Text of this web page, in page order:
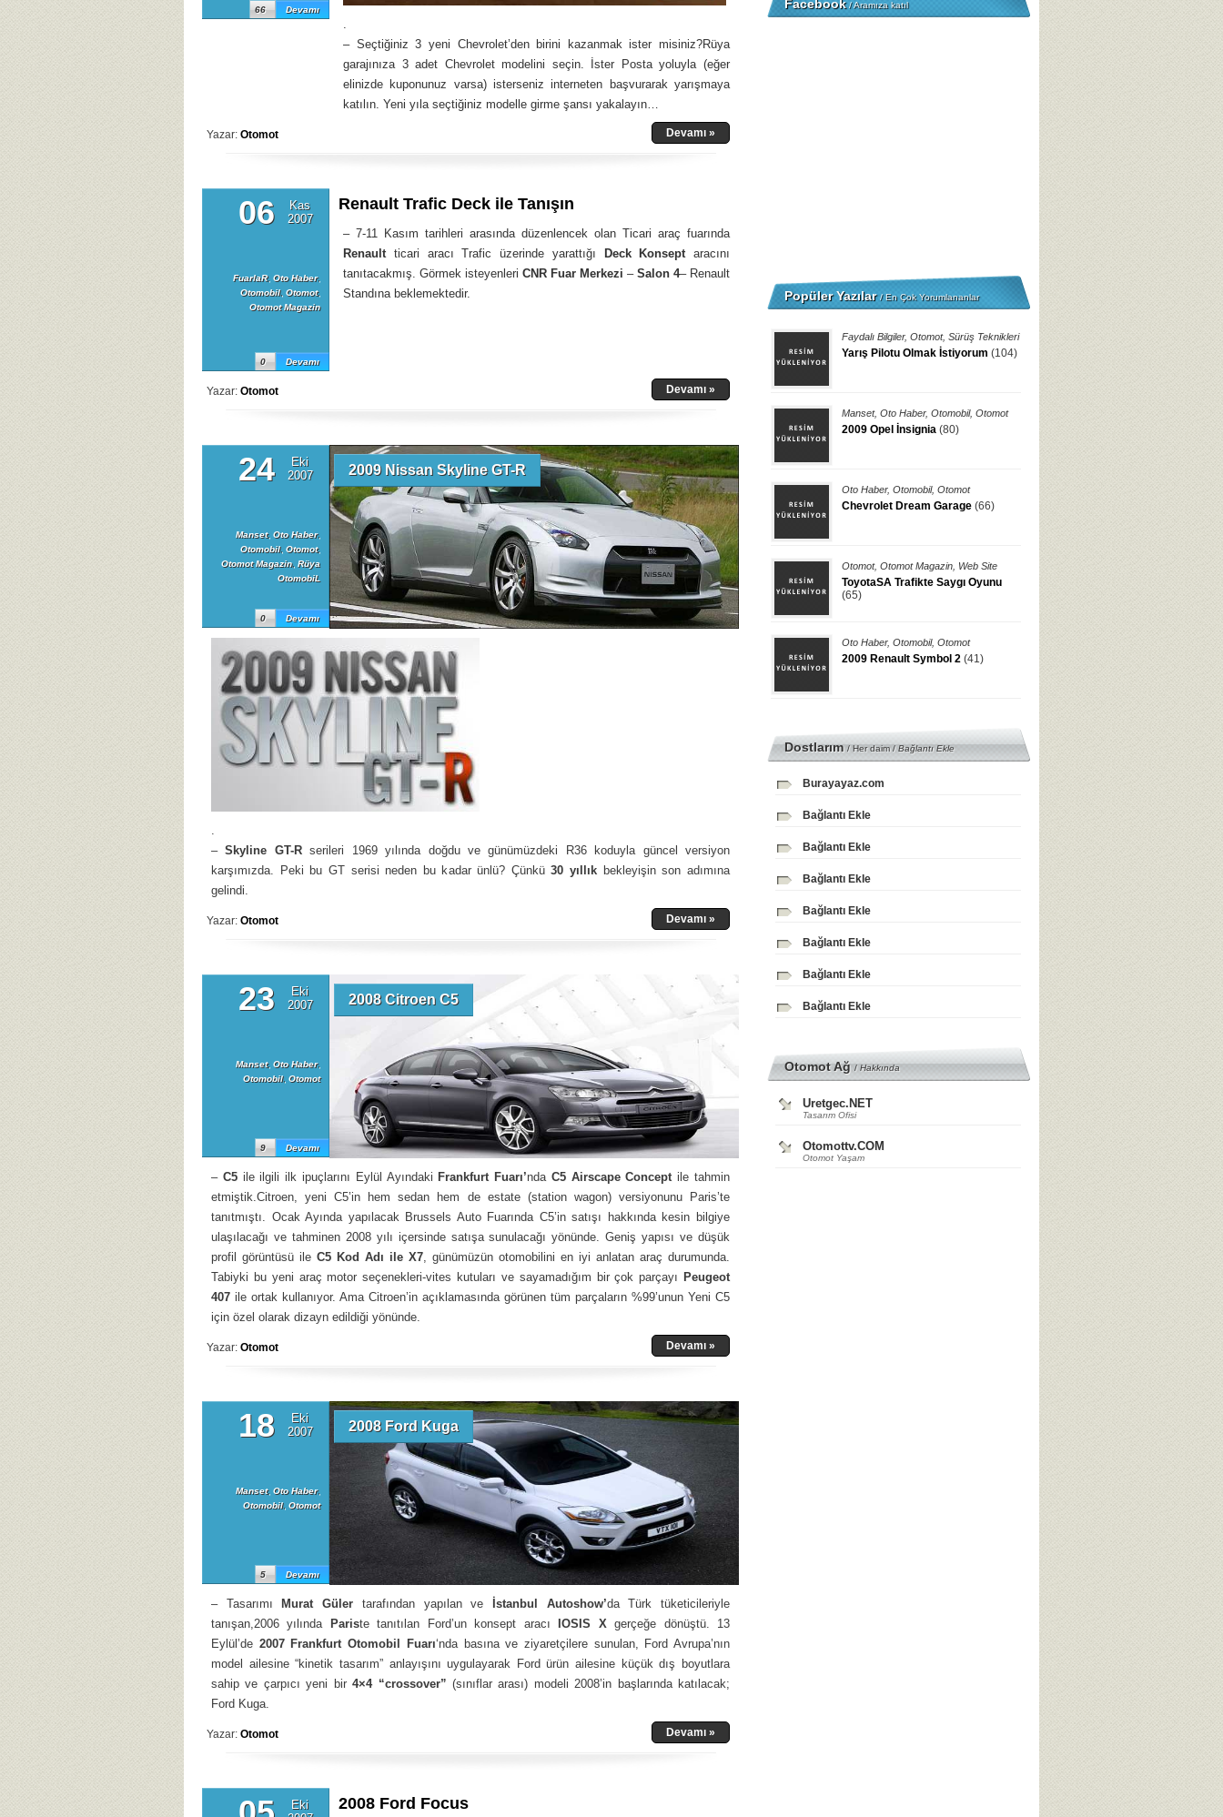
Devamı
66
.
– Seçtiğiniz 3 yeni Chevrolet’den birini kazanmak ister misiniz?Rüya
garajınıza 3 adet Chevrolet modelini seçin. İster Posta yoluyla (eğer
elinizde kuponunuz varsa) isterseniz interneten başvurarak yarışmaya
katılın. Yeni yıla seçtiğiniz modelle girme şansı yakalayın…
Yazar: Otomot Devamı »
06
Kas
2007
FuarlaR, Oto Haber,
Otomobil, Otomot,
Otomot Magazin
Devamı
0
Renault Trafic Deck ile Tanışın
– 7-11 Kasım tarihleri arasında düzenlencek olan Ticari araç fuarında
Renaultticari aracı Trafic üzerinde yarattığı Deck Konseptaracını
tanıtacakmış. Görmek isteyenleri CNR Fuar Merkezi – Salon 4– Renault
Standına beklemektedir.
Yazar: Otomot Devamı »
24
Eki
2007
Manset, Oto Haber,
Otomobil, Otomot,
Otomot Magazin, Rüya
OtomobiL
Devamı
0
2009 Nissan Skyline GT-R
.
–Skyline GT-Rserileri 1969 yılında doğdu ve günümüzdeki R36 koduyla güncel versiyon
karşımızda. Peki bu GT serisi neden bu kadar ünlü? Çünkü30 yıllık bekleyişin son adımına
gelindi.
Yazar: Otomot Devamı »
23
Eki
2007
Manset, Oto Haber,
Otomobil, Otomot
Devamı
9
2008 Citroen C5
– C5ile ilgili ilk ipuçlarını Eylül Ayındaki Frankfurt Fuarı’nda C5 Airscape Conceptile tahmin
etmiştik.Citroen, yeni C5’in hem sedan hem de estate (station wagon) versiyonunu Paris’te
tanıtmıştı. Ocak Ayında yapılacak Brussels Auto Fuarında C5’in satışı hakkında kesin bilgiye
ulaşılacağı ve tahminen 2008 yılı içersinde satışa sunulacağı yönünde. Geniş yapısı ve düşük
profil görüntüsü ile C5 Kod Adı ile X7, günümüzün otomobilini en iyi anlatan araç durumunda.
Tabiyki bu yeni araç motor seçenekleri-vites kutuları ve sayamadığım bir çok parçayı Peugeot
407 ile ortak kullanıyor. Ama Citroen’in açıklamasında görünen tüm parçaların %99’unun Yeni C5
için özel olarak dizayn edildiği yönünde.
Yazar: Otomot Devamı »
18
Eki
2007
Manset, Oto Haber,
Otomobil, Otomot
Devamı
5
2008 Ford Kuga
– Tasarımı Murat Güler tarafından yapılan ve İstanbul Autoshow’da Türk tüketicileriyle
tanışan,2006 yılında
Pariste tanıtılan Ford’un konsept aracı IOSIS Xgerçeğe dönüştü. 13
Eylül’de 2007 Frankfurt Otomobil Fuarı‘nda basına ve ziyaretçilere sunulan, Ford Avrupa’nın
model ailesine “kinetik tasarım” anlayışını uygulayarak Ford ürün ailesine küçük dış boyutlara
sahip ve çarpıcı yeni bir4×4 “crossover” (sınıflar arası) modeli 2008’in başlarında katılacak;
Ford Kuga.
Yazar: Otomot Devamı »
Eki
2008 Ford Focus
Facebook/ Aramıza katıl
Popüler Yazılar/ En Çok Yorumlananlar
Faydalı Bilgiler, Otomot, Sürüş Teknikleri
Yarış Pilotu Olmak İstiyorum (104)
Manset, Oto Haber, Otomobil, Otomot
2009 Opel İnsignia (80)
Oto Haber, Otomobil, Otomot
Chevrolet Dream Garage (66)
Otomot, Otomot Magazin Web Site
ToyotaSA Trafikte Saygı Oyunu
(65)
Oto Haber, Otomobil, Otomot
2009 Renault Symbol 2 (41)
Dostlarım/ Her daim /Bağlantı Ekle
Burayayaz.com
Bağlantı Ekle
Bağlantı Ekle
Bağlantı Ekle
Bağlantı Ekle
Bağlantı Ekle
Bağlantı Ekle
Bağlantı Ekle
Otomot Ağ/Hakkında
Uretgec.NET
Tasarım Ofisi
Otomottv.COM
Otomot Yaşam